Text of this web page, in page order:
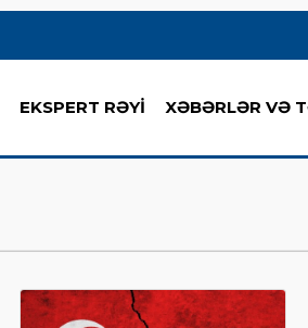
EKSPERT RƏYİ XƏBƏRLƏR VƏ